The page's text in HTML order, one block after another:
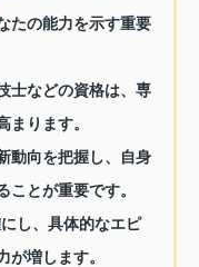
たの能力を示す重要
士などの資格は、専
まります。
動向を把握し、自身
とが重要です。
し、具体的なエピ
が増します。